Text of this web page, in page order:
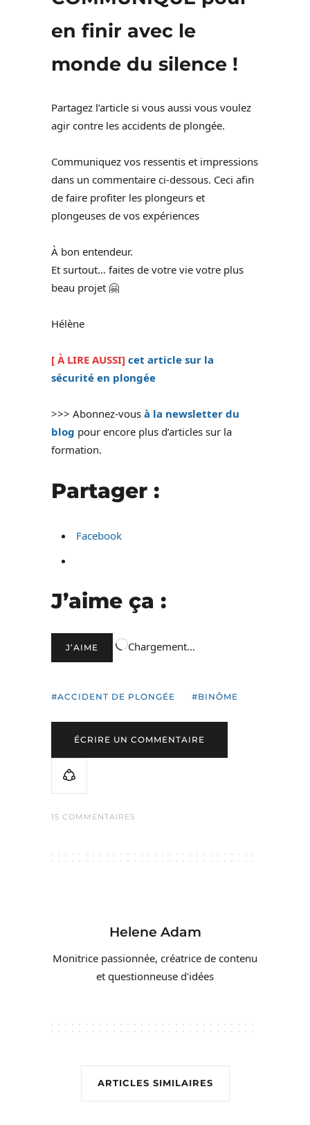
en finir avec le
monde du silence !
Partagez l’article si vous aussi vous voulez
agir contre les accidents de plongée.
Communiquez vos ressentis et impressions
dans un commentaire ci-dessous. Ceci afin
de faire profiter les plongeurs et
plongeuses de vos expériences
À bon entendeur.
Et surtout… faites de votre vie votre plus
beau projet 🤗
Hélène
[ À LIRE AUSSI] cet article sur la
sécurité en plongée
>>> Abonnez-vous à la newsletter du
blog pour encore plus d’articles sur la
formation.
Partager :
Facebook
J’aime ça :
J’AIME Chargement…
ACCIDENT DE PLONGÉE BINÔME
ÉCRIRE UN COMMENTAIRE
15 COMMENTAIRES
Helene Adam
Monitrice passionnée, créatrice de contenu
et questionneuse d'idées
ARTICLES SIMILAIRES